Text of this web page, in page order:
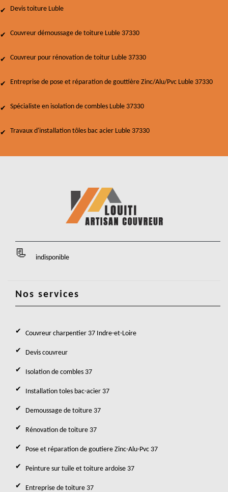
Devis toiture Luble
Couvreur démoussage de toiture Luble 37330
Couvreur pour rénovation de toitur Luble 37330
Entreprise de pose et réparation de gouttière Zinc/Alu/Pvc Luble 37330
Spécialiste en isolation de combles Luble 37330
Travaux d'installation tôles bac acier Luble 37330
indisponible
Nos services
Couvreur charpentier 37 Indre-et-Loire
Devis couvreur
Isolation de combles 37
Installation toles bac-acier 37
Demoussage de toiture 37
Rénovation de toiture 37
Pose et réparation de goutiere Zinc-Alu-Pvc 37
Peinture sur tuile et toiture ardoise 37
Entreprise de toiture 37